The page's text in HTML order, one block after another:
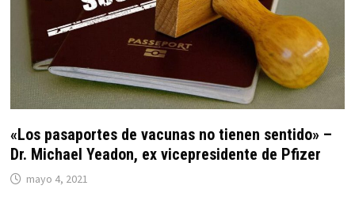
«Los pasaportes de vacunas no tienen sentido» –
Dr. Michael Yeadon, ex vicepresidente de Pfizer
mayo 4, 2021